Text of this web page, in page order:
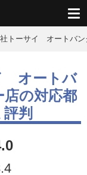
トーサイ オートバン
オートバ
店の対応都
判